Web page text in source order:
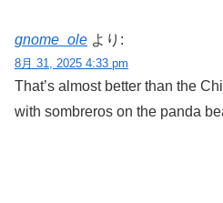
gnome_ole より:
8月 31, 2025 4:33 pm
That’s almost better than the
with sombreros on the panda